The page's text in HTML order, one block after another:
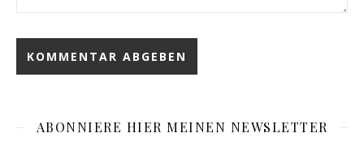
ABONNIERE HIER MEINEN NEWSLETTER